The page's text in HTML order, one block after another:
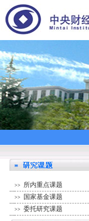
>> 所内重点课题
>> 国家基金课题
>> 委托研究课题